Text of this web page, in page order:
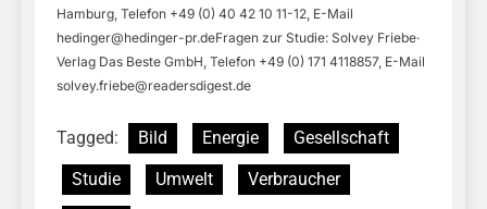
Hamburg, Telefon +49 (0) 40 42 10 11-12, E-Mail
hedinger@hedinger-pr.deFragen zur Studie: Solvey Friebe·
Verlag Das Beste GmbH, Telefon +49 (0) 171 4118857, E-Mail
solvey.friebe@readersdigest.de
Tagged: Bild Energie
Gesellschaft
Studie
Umwelt
Verbraucher